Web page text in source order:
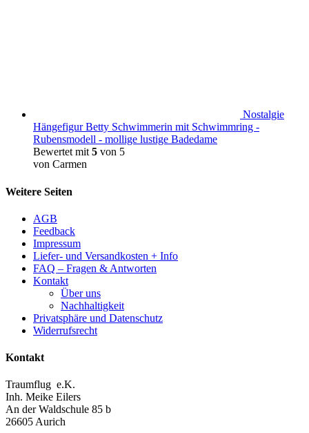
Nostalgie
Hängefigur Betty Schwimmerin mit Schwimmring -
Rubensmodell - mollige lustige Badedame
Bewertet mit 5 von 5
von Carmen
Weitere Seiten
AGB
Feedback
Impressum
Liefer- und Versandkosten + Info
FAQ – Fragen & Antworten
Kontakt
Über uns
Nachhaltigkeit
Privatsphäre und Datenschutz
Widerrufsrecht
Kontakt
Traumflug e.K.
Inh. Meike Eilers
An der Waldschule 85 b
26605 Aurich